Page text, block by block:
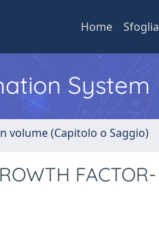
Home Sfoglia
System
volume (Capitolo o Saggio)
FACTOR-